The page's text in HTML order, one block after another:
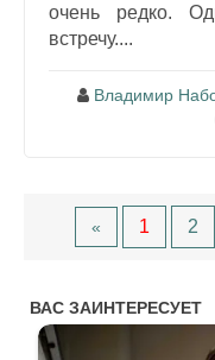
очень редко.
встречу....
Владимир
« 1 2